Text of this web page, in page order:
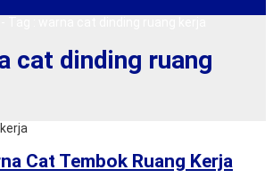
cat dinding ruang
Cat Tembok Ruang Kerja